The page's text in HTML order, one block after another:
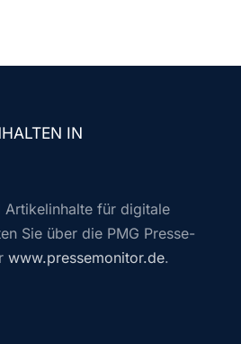
IN
Artikelinhalte für digitale
Sie über die PMG Presse-
www.pressemonitor.de.